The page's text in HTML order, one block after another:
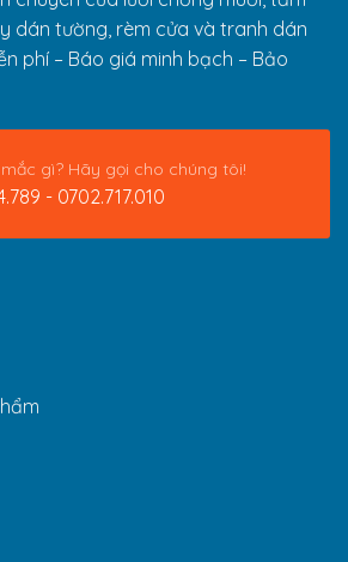
dán tường, rèm cửa và tranh dán
phí – Báo giá minh bạch – Bảo
gì? Hãy gọi cho chúng tôi!
- 0702.717.010